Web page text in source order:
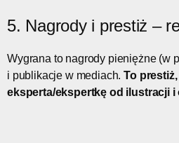
5. Nagrody i prestiż –
Wygrana to nagrody pieniężne (w
i publikacje w mediach.To
eksperta/ekspertkę od ilustracji i